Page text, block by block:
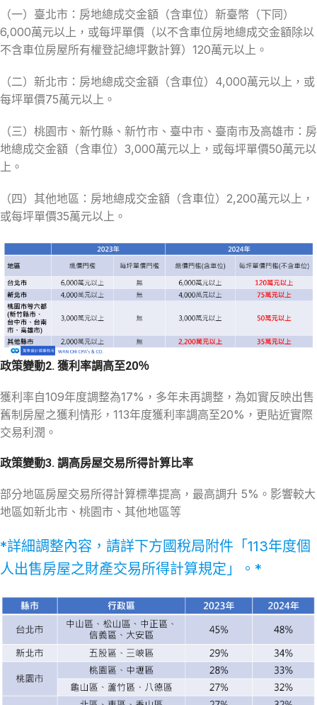
（一）臺北市：房地總成交金額（含車位）新臺幣（下同）
6,000萬元以上，或每坪單價（以不含車位房地總成交金額除以
不含車位房屋所有權登記總坪數計算）120萬元以上。
（二）新北市：房地總成交金額（含車位）4,000萬元以上，或
每坪單價75萬元以上。
（三）桃園市、新竹縣、新竹市、臺中市、臺南市及高雄市：房
地總成交金額（含車位）3,000萬元以上，或每坪單價50萬元以
上。
（四）其他地區：房地總成交金額（含車位）2,200萬元以上，
或每坪單價35萬元以上。
政策變動2. 獲利率調高至20％
獲利率自109年度調整為17%，多年未再調整，為如實反映出售
舊制房屋之獲利情形，113年度獲利率調高至20%，更貼近實際
交易利潤。
政策變動3. 調高房屋交易所得計算比率
部分地區房屋交易所得計算標準提高，最高調升 5%。影響較大
地區如新北市、桃園市、其他地區等
*詳細調整內容，請詳下方國稅局附件「113年度個
人出售房屋之財產交易所得計算規定」。*